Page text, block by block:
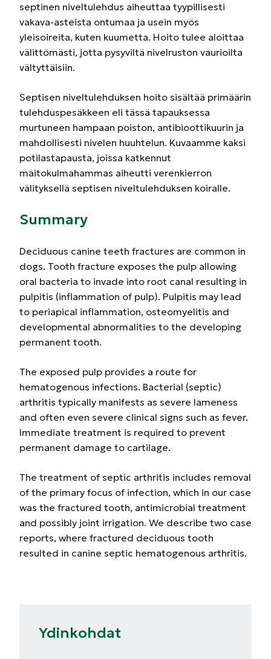
septinen niveltulehdus aiheuttaa tyypillisesti
vakava-asteista ontumaa ja usein myös
yleisoireita, kuten kuumetta. Hoito tulee aloittaa
välittömästi, jotta pysyviltä nivelruston vaurioilta
vältyttäisiin.
Septisen niveltulehduksen hoito sisältää primäärin
tulehduspesäkkeen eli tässä tapauksessa
murtuneen hampaan poiston, antibioottikuurin ja
mahdollisesti nivelen huuhtelun. Kuvaamme kaksi
potilastapausta, joissa katkennut
maitokulmahammas aiheutti verenkierron
välityksellä septisen niveltulehduksen koiralle.
Summary
Deciduous canine teeth fractures are common in
dogs. Tooth fracture exposes the pulp allowing
oral bacteria to invade into root canal resulting in
pulpitis (inflammation of pulp). Pulpitis may lead
to periapical inflammation, osteomyelitis and
developmental abnormalities to the developing
permanent tooth.
The exposed pulp provides a route for
hematogenous infections. Bacterial (septic)
arthritis typically manifests as severe lameness
and often even severe clinical signs such as fever.
Immediate treatment is required to prevent
permanent damage to cartilage.
The treatment of septic arthritis includes removal
of the primary focus of infection, which in our case
was the fractured tooth, antimicrobial treatment
and possibly joint irrigation. We describe two case
reports, where fractured deciduous tooth
resulted in canine septic hematogenous arthritis.
Ydinkohdat